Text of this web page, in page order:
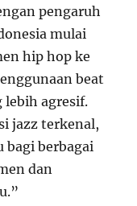
pengaruh
mulai
hip hop ke
beat
lebih agresif.
jazz terkenal,
bagi berbagai
dan